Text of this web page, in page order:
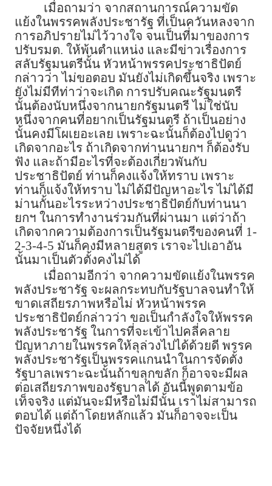
เมื่อถามว่า จากสถานการณ์ความขัด
แย้งในพรรคพลังประชารัฐ ที่เป็นควันหลงจาก
การอภิปรายไม่ไว้วางใจ จนเป็นที่มาของการ
ปรับรมต. ให้พ้นตำแหน่ง และมีข่าวเรื่องการ
สลับรัฐมนตรีนั้น หัวหน้าพรรคประชาธิปัตย์
กล่าวว่า ไม่ขอตอบ มันยังไม่เกิดขึ้นจริง เพราะ
ยังไม่มีทีท่าว่าจะเกิด การปรับคณะรัฐมนตรี
นั้นต้องนับหนึ่งจากนายกรัฐมนตรี ไม่ใช่นับ
หนึ่งจากคนที่อยากเป็นรัฐมนตรี ถ้าเป็นอย่าง
นั้นคงมีโผเยอะเลย เพราะฉะนั้นก็ต้องไปดูว่า
เกิดจากอะไร ถ้าเกิดจากท่านนายกฯ ก็ต้องรับ
ฟัง และถ้ามีอะไรที่จะต้องเกี่ยวพันกับ
ประชาธิปัตย์ ท่านก็คงแจ้งให้ทราบ เพราะ
ท่านก็แจ้งให้ทราบ ไม่ได้มีปัญหาอะไร ไม่ได้มี
ม่านกั้นอะไรระหว่างประชาธิปัตย์กับท่านนา
ยกฯ ในการทำงานร่วมกันที่ผ่านมา แต่ว่าถ้า
เกิดจากความต้องการเป็นรัฐมนตรีของคนที่ 1-
2-3-4-5 มันก็คงมีหลายสูตร เราจะไปเอาอัน
นั้นมาเป็นตัวตั้งคงไม่ได้
เมื่อถามอีกว่า จากความขัดแย้งในพรรค
พลังประชารัฐ จะผลกระทบกับรัฐบาลจนทำให้
ขาดเสถียรภาพหรือไม่ หัวหน้าพรรค
ประชาธิปัตย์กล่าวว่า ขอเป็นกำลังใจให้พรรค
พลังประชารัฐ ในการที่จะเข้าไปคลี่คลาย
ปัญหาภายในพรรคให้ลุล่วงไปได้ด้วยดี พรรค
พลังประชารัฐเป็นพรรคแกนนำในการจัดตั้ง
รัฐบาลเพราะฉะนั้นถ้าขลุกขลัก ก็อาจจะมีผล
ต่อเสถียรภาพของรัฐบาลได้ อันนี้พูดตามข้อ
เท็จจริง แต่มันจะมีหรือไม่มีนั้น เราไม่สามารถ
ตอบได้ แต่ถ้าโดยหลักแล้ว มันก็อาจจะเป็น
ปัจจัยหนึ่งได้